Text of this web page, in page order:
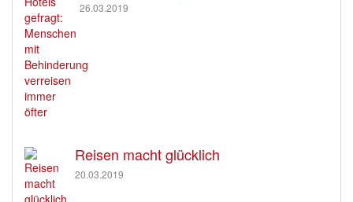
26.03.2019
Reisen macht glücklich
20.03.2019